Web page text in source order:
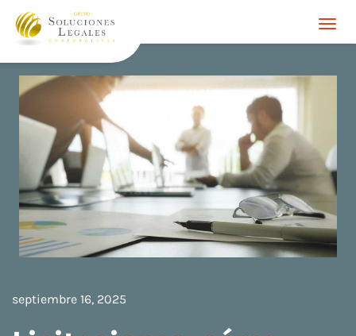
septiembre 16, 2025